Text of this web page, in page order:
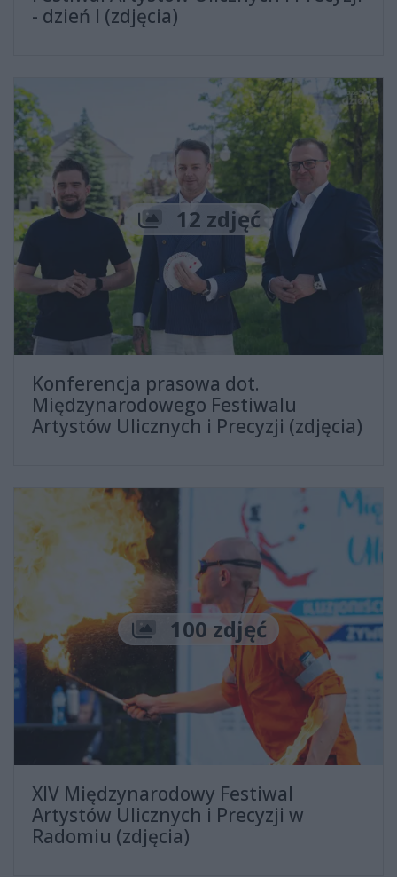
- dzień I (zdjęcia)
Liczba zdjęć
12 zdjęć
Konferencja prasowa dot.
Międzynarodowego Festiwalu
Artystów Ulicznych i Precyzji (zdjęcia)
Liczba zdjęć
100 zdjęć
XIV Międzynarodowy Festiwal
Artystów Ulicznych i Precyzji w
Radomiu (zdjęcia)